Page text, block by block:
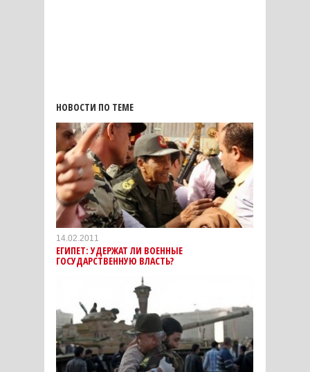
НОВОСТИ ПО ТЕМЕ
14.02.2011
ЕГИПЕТ: УДЕРЖАТ ЛИ ВОЕННЫЕ
ГОСУДАРСТВЕННУЮ ВЛАСТЬ?